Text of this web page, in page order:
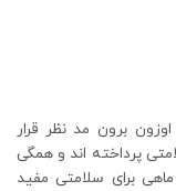
برون مد نظر قرار
پرداخته اند و همگی
برای سلامتی مفید